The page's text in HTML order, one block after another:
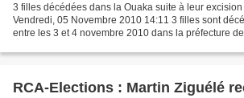
3 filles décédées dans la Ouaka suite à leur
Vendredi, 05 Novembre 2010 14:11 3 filles sont
entre les 3 et 4 novembre 2010 dans la préfecture
RCA-Elections : Martin Ziguélé